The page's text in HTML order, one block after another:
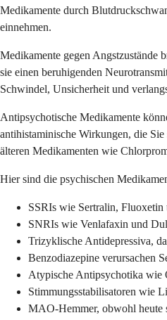
Medikamente durch
einnehmen.
Medikamente gegen Angstzustände
sie einen beruhigenden
Schwindel, Unsicherheit und
Antipsychotische Medikamente
antihistaminische Wirkungen, die
älteren Medikamenten wie
Hier sind die psychischen
SSRIs wie Sertralin, Fluoxetin
SNRIs wie Venlafaxin und
Trizyklische Antidepressiva,
Benzodiazepine verursachen
Atypische Antipsychotika wie
Stimmungsstabilisatoren wie
MAO-Hemmer, obwohl heute